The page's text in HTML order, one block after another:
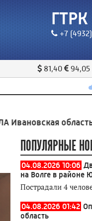
+7
81,40
94,05
область
ПОПУЛЯРНЫЕ
04.08.2026 10:06
на Волге в районе
Пострадали 4
04.08.2026 01:42
область